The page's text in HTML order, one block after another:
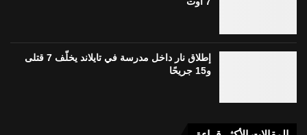
إطلاق نار داخل مدرسة في تايلاند يخلّف 7 قتلى
و15 جريحًا